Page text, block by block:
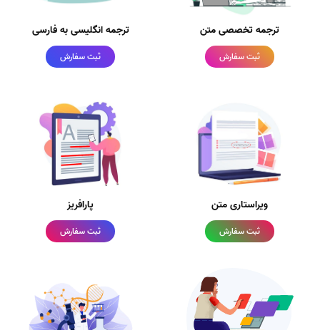
ترجمه تخصصی متن
ثبت سفارش
ترجمه انگلیسی به فارسی
ثبت سفارش
ویراستاری متن
ثبت سفارش
پارافریز
ثبت سفارش